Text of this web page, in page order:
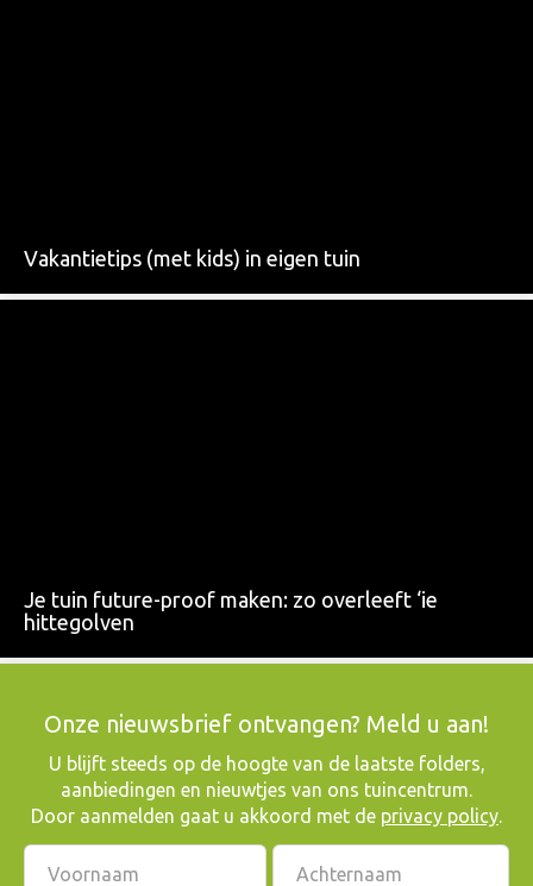
Vakantietips (met kids) in eigen tuin
Je tuin future-proof maken: zo overleeft ‘ie
hittegolven
Onze nieuwsbrief ontvangen? Meld u aan!
​U blijft steeds op de hoogte van de laatste folders,
aanbiedingen en nieuwtjes van ons tuincentrum.
Door aanmelden gaat u akkoord met de privacy policy.